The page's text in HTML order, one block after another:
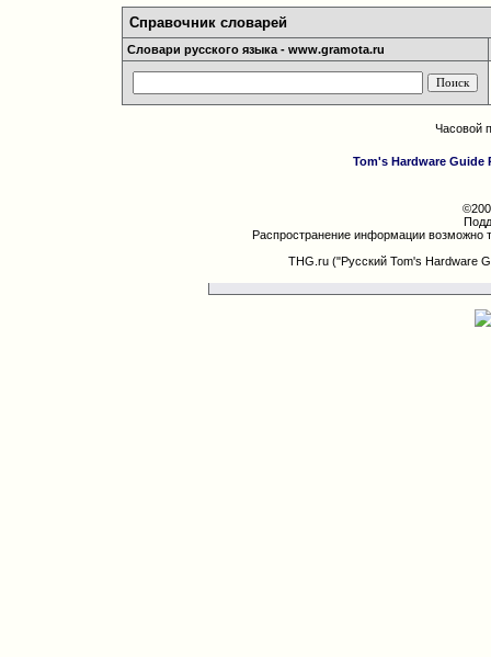
Справочник словарей
Словари русского языка - www.gramota.ru
Часовой
Tom's Hardware Guide
Распространение информации возможно
THG.ru ("Русский Tom's Hardware